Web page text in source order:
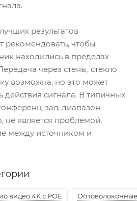
результатов
рекомендовать, чтобы
находились в пределах
через стены, стекло
возможна, но это может
действия сигнала. В типичных
зал, диапазон
не является проблемой,
между источником и
видео 4K с POE